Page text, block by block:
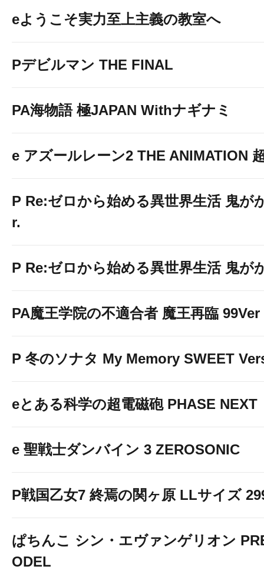
eようこそ実力至上主義の教室へ
Pデビルマン THE FINAL
PA海物語 極JAPAN Withナギナミ
e アズールレーン2 THE ANIMATION
P Re:ゼロから始める異世界生活 鬼が
r.
P Re:ゼロから始める異世界生活 鬼が
PA魔王学院の不適合者 魔王再臨 99Ver
P 冬のソナタ My Memory SWEET
eとある科学の超電磁砲 PHASE NEXT
e 聖戦士ダンバイン 3 ZEROSONIC
P戦国乙女7 終焉の関ヶ原 LLサイズ
ぱちんこ シン・エヴァンゲリオン
ODEL